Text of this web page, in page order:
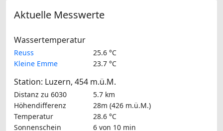
Aktuelle Messwerte
Wassertemperatur
Reuss
25.6 °C
Kleine Emme
23.7 °C
Station: Luzern, 454 m.ü.M.
Distanz zu 6030
5.7 km
Höhendifferenz
28m (426 m.ü.M.)
Temperatur
28.6 °C
Sonnenschein
6 von 10 min